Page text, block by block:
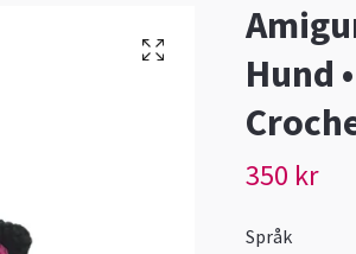
Hund
350 kr
Språk